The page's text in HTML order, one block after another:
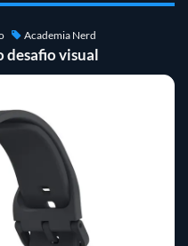
Academia Nerd
desafio visual